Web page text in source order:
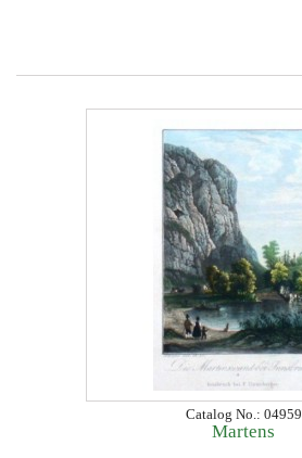
Catalog No.: 04959
Martens